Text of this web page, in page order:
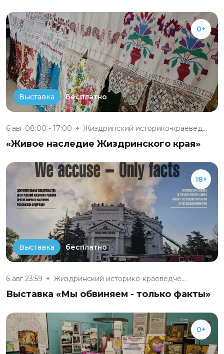
0+
Выставка бесплатно
6 авг 08:00 - 17:00 Жиздринский историко-краеведче...
«Живое наследие Жиздринского края»
18+
Выставка бесплатно
6 авг 23:59 Жиздринский историко-краеведче...
Выставка «Мы обвиняем - только факты»
0+